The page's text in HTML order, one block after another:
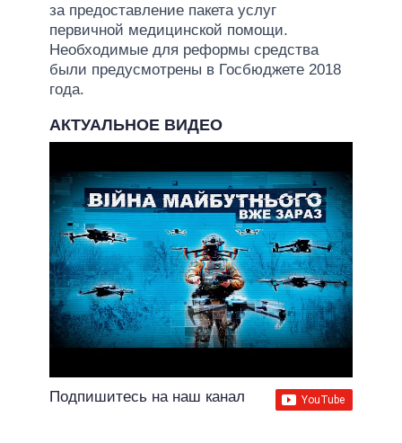
за предоставление пакета услуг
первичной медицинской помощи.
Необходимые для реформы средства
были предусмотрены в Госбюджете 2018
года.
АКТУАЛЬНОЕ ВИДЕО
Подпишитесь на наш канал